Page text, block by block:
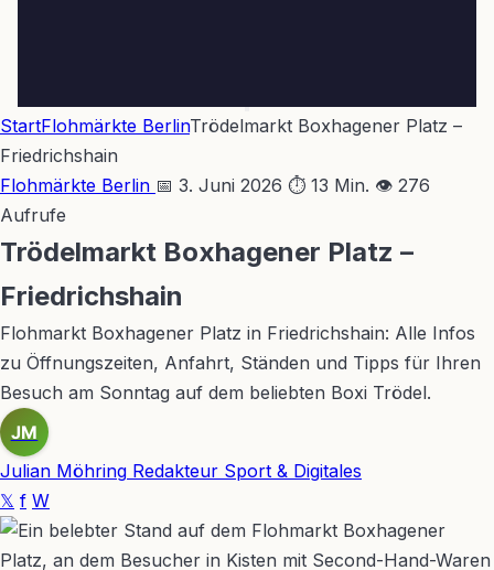
StartFlohmärkte BerlinTrödelmarkt Boxhagener Platz –
Friedrichshain
Flohmärkte Berlin 📅 3. Juni 2026 ⏱ 13 Min. 👁 276
Aufrufe
Trödelmarkt Boxhagener Platz –
Friedrichshain
Flohmarkt Boxhagener Platz in Friedrichshain: Alle Infos
zu Öffnungszeiten, Anfahrt, Ständen und Tipps für Ihren
Besuch am Sonntag auf dem beliebten Boxi Trödel.
JM
Julian Möhring Redakteur Sport & Digitales
𝕏 f W